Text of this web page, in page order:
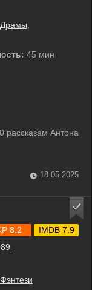
Драмы
45 мин
рассказам Антона
18.05.2025
Фэнтези
8.2 IMDB 7.9